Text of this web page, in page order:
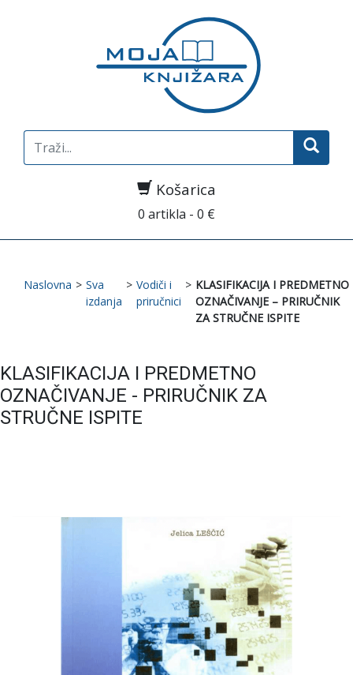
Search
for:
Košarica
0 artikla - 0 €
Naslovna > Sva
izdanja
> Vodiči i
priručnici
> KLASIFIKACIJA I PREDMETNO
OZNAČIVANJE – PRIRUČNIK
ZA STRUČNE ISPITE
KLASIFIKACIJA I PREDMETNO
OZNAČIVANJE - PRIRUČNIK ZA
STRUČNE ISPITE